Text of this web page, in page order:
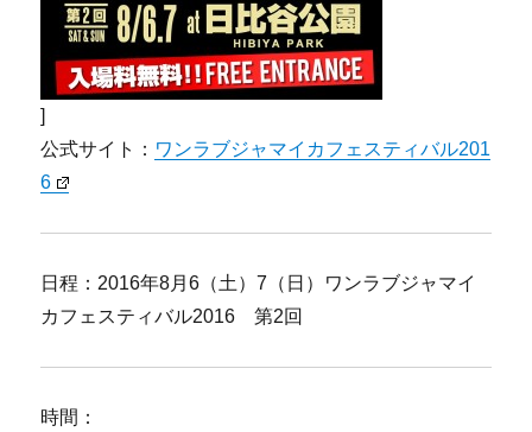
]
公式サイト： ワンラブジャマイカフェスティバル201
6
日程：2016年8月6（土）7（日）ワンラブジャマイ
カフェスティバル2016 第2回
時間：